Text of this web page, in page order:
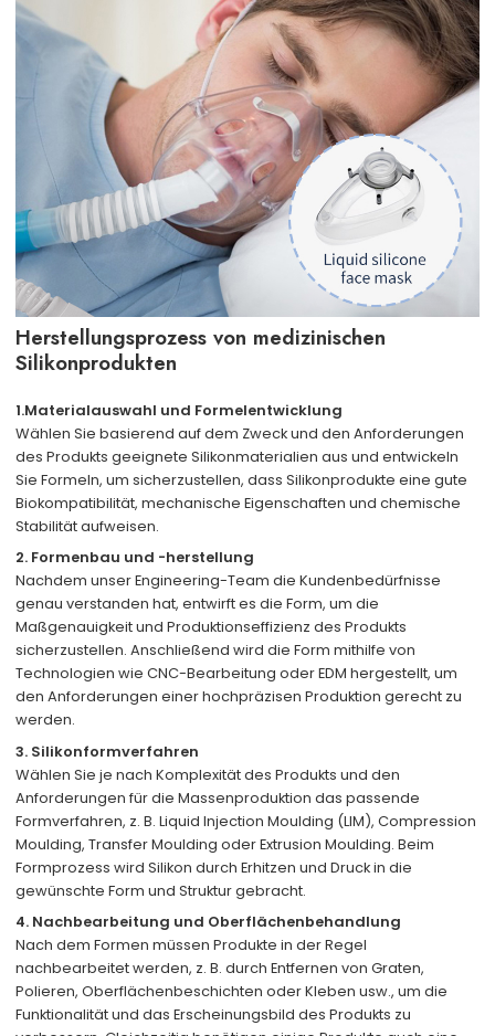
Herstellungsprozess von medizinischen
Silikonprodukten
1.Materialauswahl und Formelentwicklung
Wählen Sie basierend auf dem Zweck und den Anforderungen
des Produkts geeignete Silikonmaterialien aus und entwickeln
Sie Formeln, um sicherzustellen, dass Silikonprodukte eine gute
Biokompatibilität, mechanische Eigenschaften und chemische
Stabilität aufweisen.
2. Formenbau und -herstellung
Nachdem unser Engineering-Team die Kundenbedürfnisse
genau verstanden hat, entwirft es die Form, um die
Maßgenauigkeit und Produktionseffizienz des Produkts
sicherzustellen. Anschließend wird die Form mithilfe von
Technologien wie CNC-Bearbeitung oder EDM hergestellt, um
den Anforderungen einer hochpräzisen Produktion gerecht zu
werden.
3. Silikonformverfahren
Wählen Sie je nach Komplexität des Produkts und den
Anforderungen für die Massenproduktion das passende
Formverfahren, z. B. Liquid Injection Moulding (LIM), Compression
Moulding, Transfer Moulding oder Extrusion Moulding. Beim
Formprozess wird Silikon durch Erhitzen und Druck in die
gewünschte Form und Struktur gebracht.
4. Nachbearbeitung und Oberflächenbehandlung
Nach dem Formen müssen Produkte in der Regel
nachbearbeitet werden, z. B. durch Entfernen von Graten,
Polieren, Oberflächenbeschichten oder Kleben usw., um die
Funktionalität und das Erscheinungsbild des Produkts zu